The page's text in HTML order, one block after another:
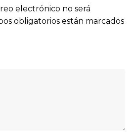
electrónico no será
obligatorios están marcados